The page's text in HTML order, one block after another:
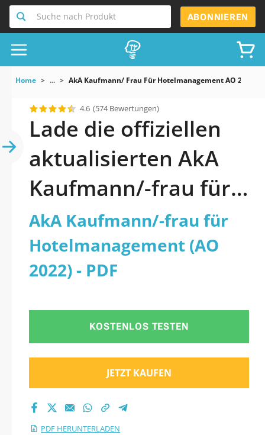
Suche nach Produkt ABONNIEREN
Home ... AkA Kaufmann/ Frau Für Hotelmanagement AO 2022
4.6 (574 Bewertungen)
Lade die offiziellen
aktualisierten AkA
Kaufmann/-frau für
Hotelmanagement
(AO 2022) Quiz 2026
PDF herunter
AkA Kaufmann/-frau für
Hotelmanagement (AO
2022) - PDF
KOSTENLOS TESTEN
JETZT KAUFEN
PDF HERUNTERLADEN